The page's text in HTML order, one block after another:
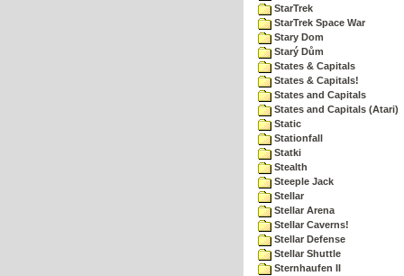
StarTrek
StarTrek Space War
Stary Dom
Starý Dům
States & Capitals
States & Capitals!
States and Capitals
States and Capitals (Atari)
Static
Stationfall
Statki
Stealth
Steeple Jack
Stellar
Stellar Arena
Stellar Caverns!
Stellar Defense
Stellar Shuttle
Sternhaufen II